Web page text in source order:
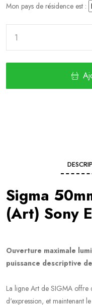
Mon pays de résidence est :
Sigma
(Art) Sony
Ouverture maximale
puissance descriptive
La ligne Art de SIGMA offre
d'expression, et maintenant